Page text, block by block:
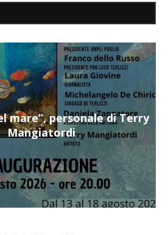
personale di Terry